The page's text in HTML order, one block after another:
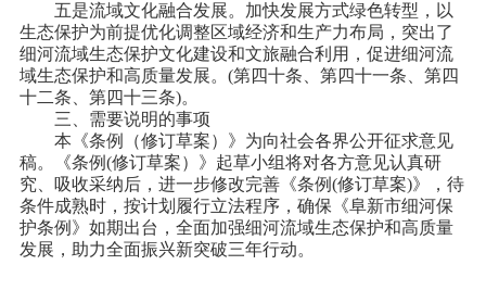
五是流域文化融合发展。加快发展方式绿色转型，以
生态保护为前提优化调整区域经济和生产力布局，突出了
细河流域生态保护文化建设和文旅融合利用，促进细河流
域生态保护和高质量发展。(第四十条、第四十一条、第四
十二条、第四十三条)。
三、需要说明的事项
本《条例（修订草案）》为向社会各界公开征求意见
稿。《条例(修订草案）》起草小组将对各方意见认真研
究、吸收采纳后，进一步修改完善《条例(修订草案)》，待
条件成熟时，按计划履行立法程序，确保《阜新市细河保
护条例》如期出台，全面加强细河流域生态保护和高质量
发展，助力全面振兴新突破三年行动。